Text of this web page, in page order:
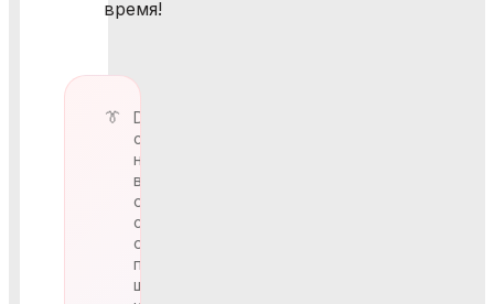
время!
Dress-
code
на
вечере:
отсутствие
спортивной
одежды,
пляжных
шорт